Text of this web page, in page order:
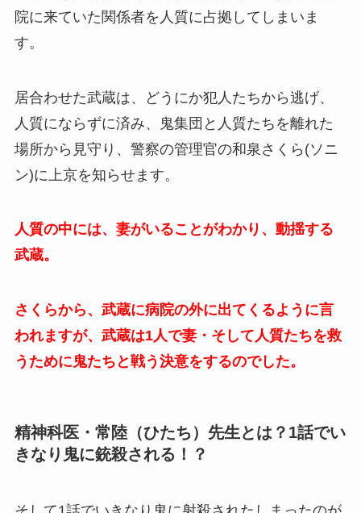
院に来ていた関係者を人質に占拠してしまいま
す。
居合わせた武蔵は、どうにか犯人たちから逃げ、
人質にならずに済み、鬼集団と人質たちを離れた
場所から見守り、警察の管理官の和泉さくら(ソニ
ン)に上京を知らせます。
人質の中には、妻がいることがわかり、動揺する
武蔵。
さくらから、武蔵に病院の外に出てくるように言
われますが、武蔵は1人で妻・そして人質たちを救
うために鬼たちと戦う決意をするのでした。
精神科医・常陸（ひたち）先生とは？1話でい
きなり鬼に銃殺される！？